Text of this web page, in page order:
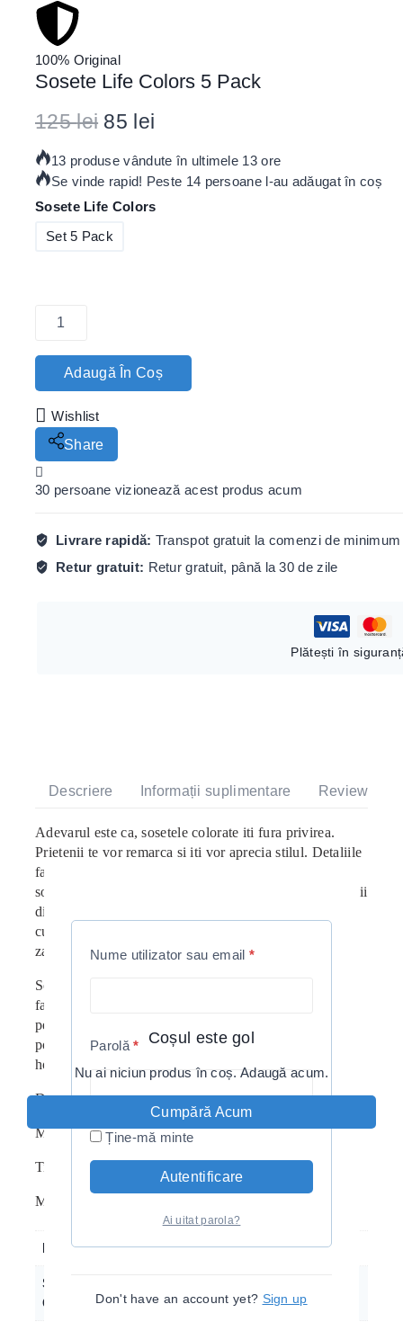
100% Original
Sosete Life Colors 5 Pack
125lei 85 lei
13 produse vândute în ultimele 13 ore
Se vinde rapid! Peste 14 persoane l-au adăugat în coș
Sosete Life Colors
Set 5 Pack
Adaugă În Coș
Wishlist
Share
30 persoane vizionează acest produs acum
Livrare rapidă: Transpot gratuit la comenzi de
Retur gratuit: Retur gratuit, până la 30 de zile
Plătești în
Descriere Informații suplimentare Reviews(0)
Adevarul este ca, sosetele colorate iti fura privirea.
Prietenii te vor remarca si iti vor aprecia stilul. Detaliile
fac toata diferenta. Exista un fel de magie in purtatul
sosetelor colorate. De fiecare data cand le porti, oamenii
din jurul tau vor incepe sa-ti zambeasca. Imagineaza-ti
cum ar fi sa ai superputerea de a face un strain sa
zambeasca!
Sosetele colorate nu doar ca te fac sa arati bine. Ele te
fac sa te simti bine. Este vorba de mai mult decat o
pereche de sosete obisnuite. Purtand sosete colorate iti
poti exprima personalitatea. Arata lumii pasiunile si
hobbyurile tale!
Daca ai dubii, asorteaza-le cu o tinuta complet neagra.
Marime : 36-43
Tip: Unisex
Material: 63% Bumbac, 27% Poliamid, 10% Elasten
Location Bucuresti
Sosete Life
Colors
Set 5 Pack
Nume utilizator sau email *
Parolă*
Ține-mă minte
Autentificare
Ai uitat parola?
Don't have an account yet? Sign up
Coșul este gol
Nu ai niciun produs în coș. Adaugă acum.
Cumpără Acum